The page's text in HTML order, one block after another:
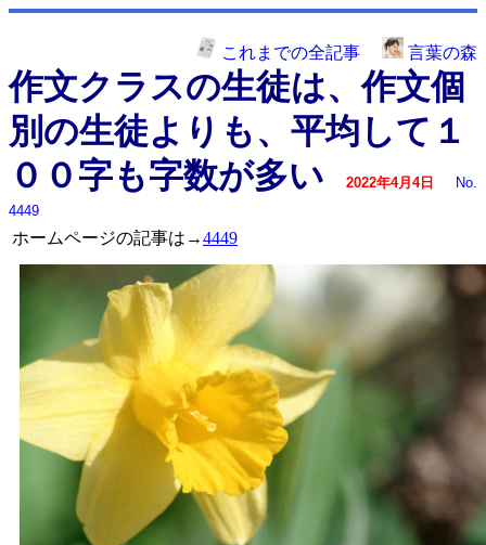
これまでの全記事 言葉の森
作文クラスの生徒は、作文個
別の生徒よりも、平均して１
００字も字数が多い
2022年4月4日
No.
4449
ホームページの記事は→4449